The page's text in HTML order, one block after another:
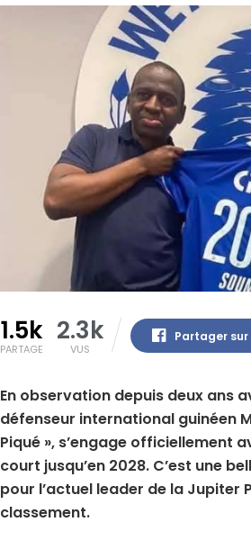
1.5k
PARTAGE
2.3k
VUS
Partager
En observation depuis deux ans
défenseur international guinéen
Piqué », s’engage officiellement
court jusqu’en 2028. C’est une
pour l’actuel leader de la Jupiter
classement.